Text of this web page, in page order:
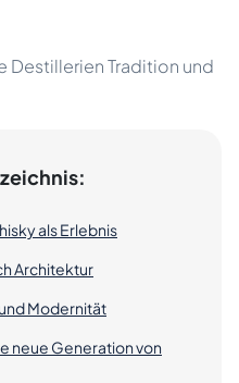
Destillerien Tradition und
als Erlebnis
Architektur
Modernität
neue Generation von